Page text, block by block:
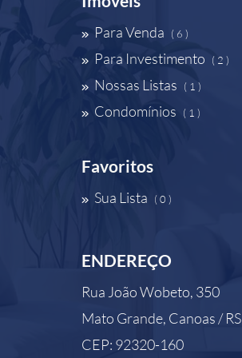
Para Venda ( 6 )
Para Investimento ( 2 )
Nossas Listas ( 1 )
Condomínios ( 1 )
Favoritos
Sua Lista ( 0 )
ENDEREÇO
Rua João Wobeto, 350
Mato Grande, Canoas / RS
CEP: 92320-160